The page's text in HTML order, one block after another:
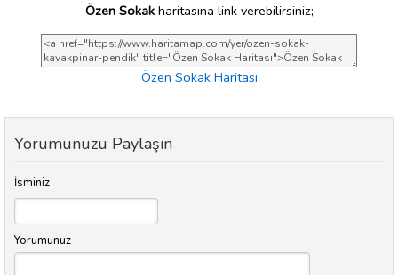
Özen Sokakharitasına link verebilirsiniz;
Özen Sokak Haritası
Yorumunuzu Paylaşın
İsminiz
Yorumunuz